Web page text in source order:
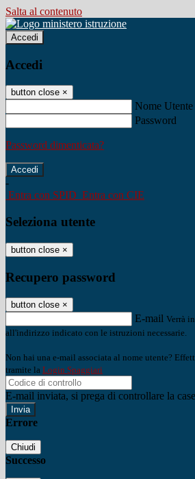
Salta al contenuto
Accedi
Accedi
button close ×
Nome Utente
Password
Password dimenticata?
-
Entra con SPID Entra con CIE
Seleziona utente
button close ×
Recupero password
button close ×
E-mail Verrà
all'indirizzo indicato con le istruzioni necessarie.
Non hai una e-mail associata al nome utente?
tramite la Login Spaggiari
E-mail inviata, si prega di controllare la
Errore
Chiudi
Successo